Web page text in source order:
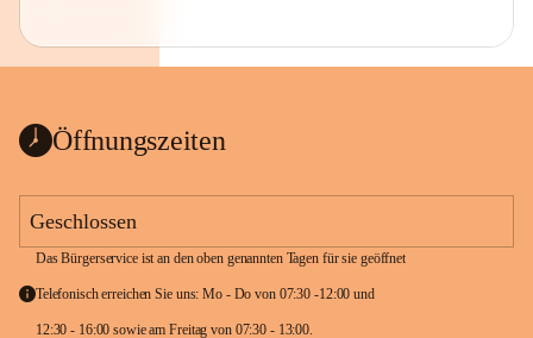
Öffnungszeiten
Geschlossen
Das Bürgerservice ist an den oben genannten Tagen für sie geöffnet
Telefonisch erreichen Sie uns: Mo - Do von 07:30 -12:00 und